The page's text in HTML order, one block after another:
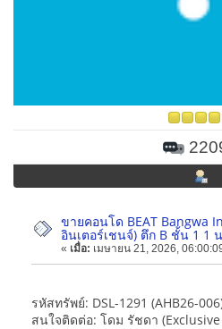
ขายคอนโด BEAT Bangwa
อินเตอร์เชนจ์) ตึก B ชั้น 1 1
« เมื่อ: เมษายน 21, 2026,
รหัสทรัพย์: DSL-1291 (AHB26-
สนใจติดต่อ: โดม รัชดา